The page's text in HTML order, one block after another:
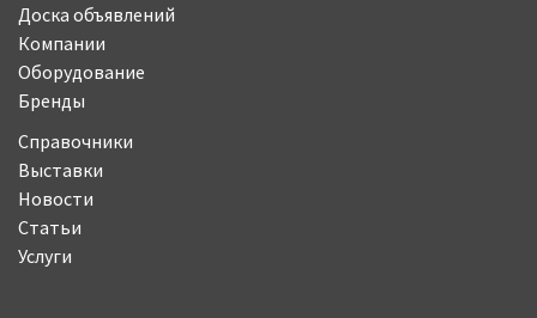
Доска объявлений
Компании
Оборудование
Бренды
Справочники
Выставки
Новости
Статьи
Услуги